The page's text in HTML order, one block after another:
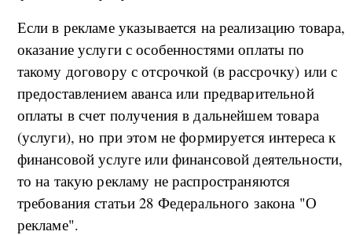
Если в рекламе указывается на реализацию товара,
оказание услуги с особенностями оплаты по
такому договору с отсрочкой (в рассрочку) или с
предоставлением аванса или предварительной
оплаты в счет получения в дальнейшем товара
(услуги), но при этом не формируется интереса к
финансовой услуге или финансовой деятельности,
то на такую рекламу не распространяются
требования статьи 28 Федерального закона "О
рекламе".